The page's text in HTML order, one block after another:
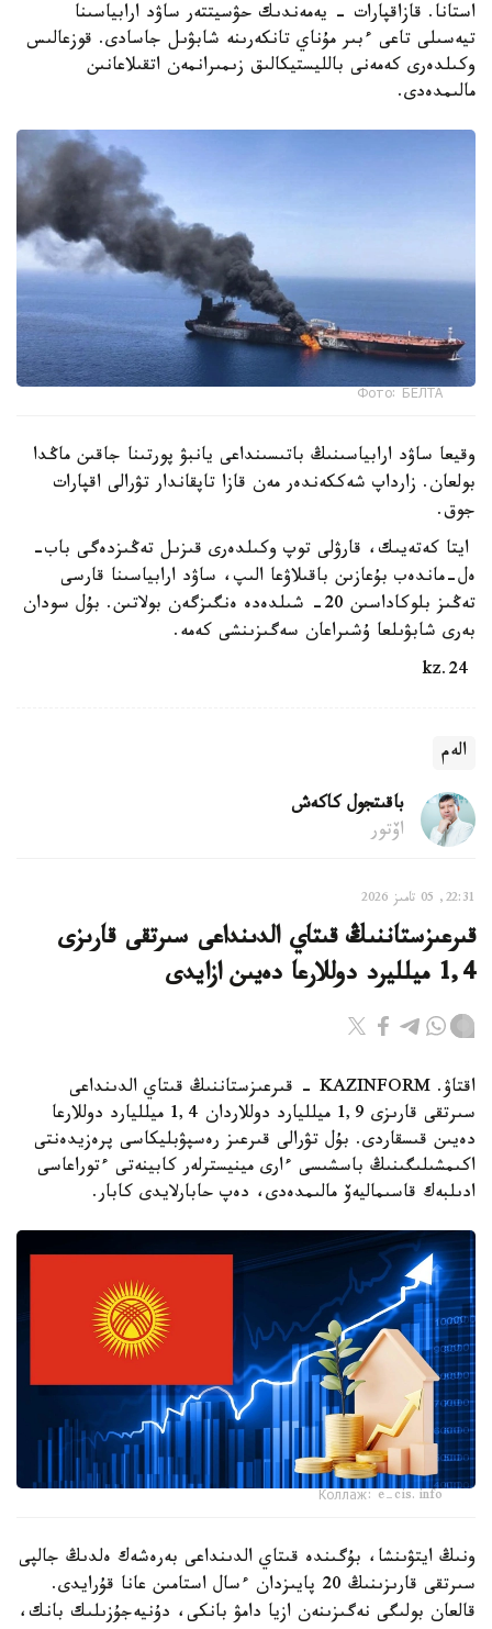
استانا. قازاقپارات - يەمەندىك حۋسيتتەر ساۋد ارابياسىنا
تيەسىلى تاعى ءبىر مۇناي تانكەرىنە شابۋىل جاسادى. قوزعالىس
وكىلدەرى كەمەنى بالليستيكالىق زىمىرانمەن اتقىلاعانىن
مالىمدەدى.
Фото: БЕЛТА
وقيعا ساۋد ارابياسىنىڭ باتىسىنداعى يانبۋ پورتىنا جاقىن ماڭدا
بولعان. زارداپ شەككەندەر مەن قازا تاپقاندار تۋرالى اقپارات
جوق.
ايتا كەتەيىك، قارۋلى توپ وكىلدەرى قىزىل تەڭىزدەگى باب-
ەل-ماندەب بۇعازىن باقىلاۋعا الىپ، ساۋد ارابياسىنا قارسى
تەڭىز بلوكاداسىن 20- شىلدەدە ەنگىزگەن بولاتىن. بۇل سودان
بەرى شابۋىلعا ۇشىراعان سەگىزىنشى كەمە.
الەم
باقىتجول كاكەش
اۆتور
22:31, 05 تامىز 2026
قىرعىزستاننىڭ قىتاي الدىنداعى سىرتقى قارىزى
1,4 ميلليرد دوللارعا دەيىن ازايدى
اقتاۋ. KAZINFORM - قىرعىزستاننىڭ قىتاي الدىنداعى
سىرتقى قارىزى 1,9 ميلليارد دوللاردان 1,4 ميلليارد دوللارعا
دەيىن قىسقاردى. بۇل تۋرالى قىرعىز رەسپۋبليكاسى پرەزيدەنتى
اكىمشىلىگىنىڭ باسشىسى ءارى مينيسترلەر كابينەتى ءتوراعاسى
ادىلبەك قاسىماليەۆ مالىمدەدى، دەپ حابارلايدى كابار.
Коллаж: e-cis.info
ونىڭ ايتۋىنشا، بۇگىندە قىتاي الدىنداعى بەرەشەك ەلدىڭ جالپى
سىرتقى قارىزىنىڭ 20 پايىزدان ءسال استامىن عانا قۇرايدى.
قالعان بولىگى نەگىزىنەن ازيا دامۋ بانكى، دۇنيەجۇزىلىك بانك،